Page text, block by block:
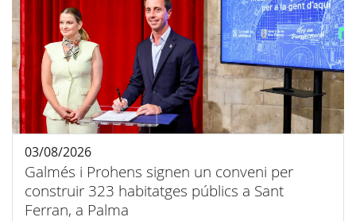
Galmés i Prohens signen un conveni per
construir 323 habitatges públics a Sant
Ferran, a Palma
03/08/2026